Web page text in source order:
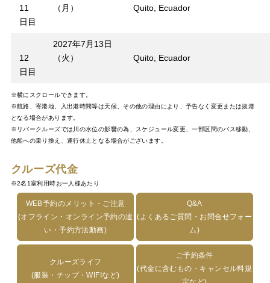
11
日目
（月）
Quito, Ecuador
12
日目
2027年7月13日
（火）
Quito, Ecuador
※横にスクロールできます。
※航路、寄港地、入出港時間等は天候、その他の理由により、予告なく変更または抜港
となる場合があります。
※リバークルーズでは川の水位の影響の為、スケジュール変更、一部区間のバス移動、
他船への乗り換え、運行休止となる場合がございます。
クルーズ代金
※2名1室利用時お一人様あたり
WEB予約のメリット・ご注意
(オフライン・オンライン予約の違
い・予約方法動画)
Q&A
(よくあるご質問・お問合せフォー
ム)
クルーズライフ
(服装・チップ・WIFIなど)
ご予約条件
(代金に含むもの・キャンセル料規